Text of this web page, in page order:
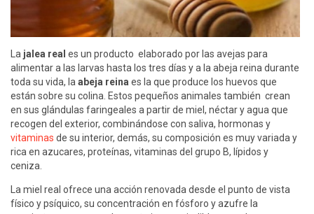
La jalea real es un producto elaborado por las avejas para
alimentar a las larvas hasta los tres días y a la abeja reina durante
toda su vida, laabeja reina es la que produce los huevos que
están sobre su colina. Estos pequeños animales también crean
en sus glándulas faringeales a partir de miel, néctar y agua que
recogen del exterior, combinándose con saliva, hormonas y
vitaminas de su interior, demás, su composición es muy variada y
rica en azucares, proteínas, vitaminas del grupo B, lípidos y
ceniza.
La miel real ofrece una acción renovada desde el punto de vista
físico y psíquico, su concentración en fósforo y azufre la